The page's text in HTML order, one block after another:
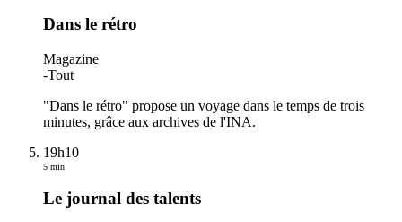
Dans le rétro
Magazine
-Tout
"Dans le rétro" propose un voyage dans le temps de trois
minutes, grâce aux archives de l'INA.
19h10
5 min
Le journal des talents